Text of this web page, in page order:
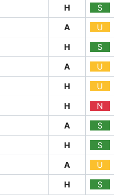
H S
A U
H S
A U
H U
H N
A S
H S
A U
H S